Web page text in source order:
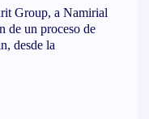
Group, a Namirial
de un proceso de
desde la